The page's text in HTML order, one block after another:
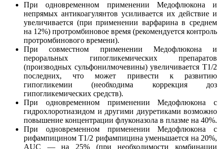
При одновременном применении Медофлюкона и
непрямых антикоагулянтов усиливается их действие и
увеличивается (при применении варфарина в среднем
на 12%) протромбиновое время (рекомендуется контроль
протромбинового времени).
При совместном применении Медофлюкона и
пероральных гипогликемических препаратов
(производных сульфонилмочевины) увеличивается T1/2
последних, что может привести к развитию
гипогликемии (необходима коррекция доз
гипогликемических средств).
При одновременном применении Медофлюкона с
гидрохлоротиазидом и другими диуретиками возможно
повышение концентрации флуконазола в плазме на 40%.
При одновременном применении Медофлюкона с
рифампицином T1/2 рифампицина уменьшается на 20%,
AUC — на 25% (при необходимости комбинации